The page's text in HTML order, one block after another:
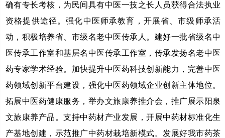
确有专长考核，为民间具有中医一技之长人员获得合法执业
资格提供途径。强化中医师承教育，开展省、市级师承活
动，积极培养省、市级名老中医传承人。建好一批省级名中
医传承工作室和基层名中医传承工作室，传承发扬名老中医
药专家学术经验。加快提升中医药科技创新能力，完善中医
药领域创新平台建设，强化中医药领域企业创新主体地位。
拓展中医药健康服务，举办文旅康养推介会，推广展示阳泉
文旅康养产品。支持中药材产业发展，开展中药材标准化生
产基地创建，示范推广中药材栽培新模式。发展好我市药茶